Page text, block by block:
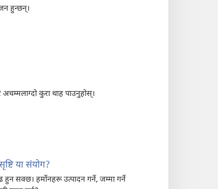
हुन्छन्‌।
कुरा थाह पाउनुहोस्‌।
या संयोग?
सक्छ। हर्मोनहरू उत्पादन गर्ने, जम्मा गर्ने